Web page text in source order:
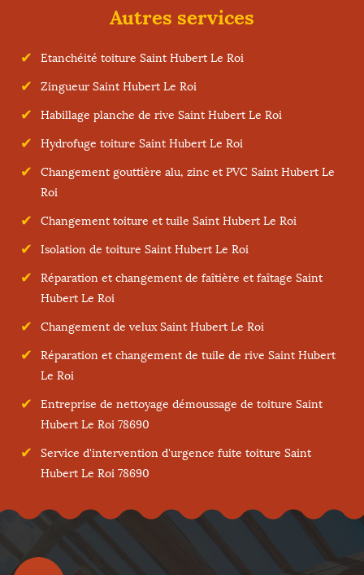
Autres services
Etanchéité toiture Saint Hubert Le Roi
Zingueur Saint Hubert Le Roi
Habillage planche de rive Saint Hubert Le Roi
Hydrofuge toiture Saint Hubert Le Roi
Changement gouttière alu, zinc et PVC Saint Hubert Le
Roi
Changement toiture et tuile Saint Hubert Le Roi
Isolation de toiture Saint Hubert Le Roi
Réparation et changement de faîtière et faîtage Saint
Hubert Le Roi
Changement de velux Saint Hubert Le Roi
Réparation et changement de tuile de rive Saint Hubert
Le Roi
Entreprise de nettoyage démoussage de toiture Saint
Hubert Le Roi 78690
Service d'intervention d'urgence fuite toiture Saint
Hubert Le Roi 78690